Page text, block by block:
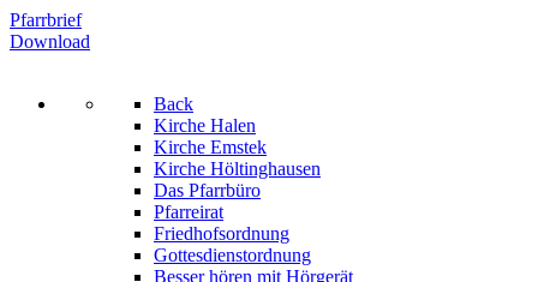
Pfarrbrief
Download
Back
Kirche Halen
Kirche Emstek
Kirche Höltinghausen
Das Pfarrbüro
Pfarreirat
Friedhofsordnung
Gottesdienstordnung
Besser hören mit Hörgerät